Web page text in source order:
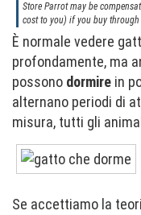
Store Parrot may be
cost to you) if you buy
È normale vedere
profondamente, ma
possono dormire in
alternano periodi di
misura, tutti gli
Se accettiamo la